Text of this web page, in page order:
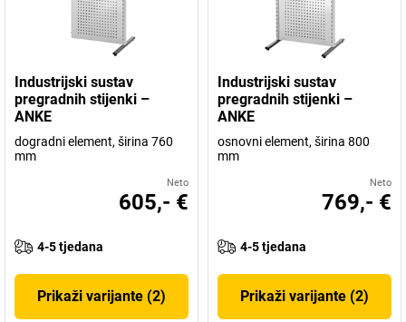
Industrijski sustav
pregradnih stijenki –
ANKE
dogradni element, širina 760
mm
Neto
605,- €
4-5 tjedana
Prikaži varijante (2)
Industrijski sustav
pregradnih stijenki –
ANKE
osnovni element, širina 800
mm
Neto
769,- €
4-5 tjedana
Prikaži varijante (2)